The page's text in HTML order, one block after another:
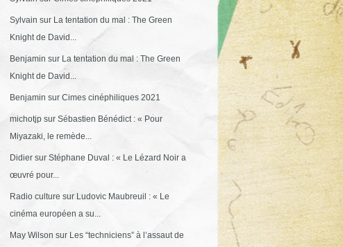
Sylvain sur La tentation du mal : The Green
Knight de David...
Benjamin sur La tentation du mal : The Green
Knight de David...
Benjamin sur Cimes cinéphiliques 2021
michotjpsur Sébastien Bénédict : « Pour
Miyazaki, le remède...
Didiersur Stéphane Duval : « Le Lézard Noir a
œuvré pour...
Radio culture sur Ludovic Maubreuil : « Le
cinéma européen a su...
May Wilson sur Les “techniciens” à l’assaut de